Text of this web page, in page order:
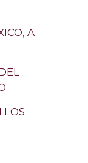
A
LOS